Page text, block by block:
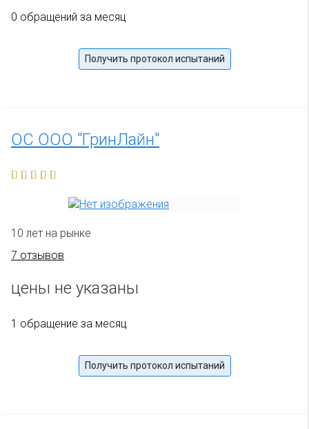
0 обращений за месяц
Получить протокол испытаний
ОС ООО "ГринЛайн"
10 лет на рынке
7 отзывов
цены не указаны
1 обращение за месяц
Получить протокол испытаний